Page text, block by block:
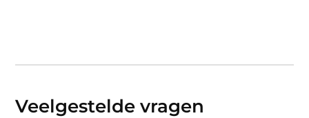
Veelgestelde vragen